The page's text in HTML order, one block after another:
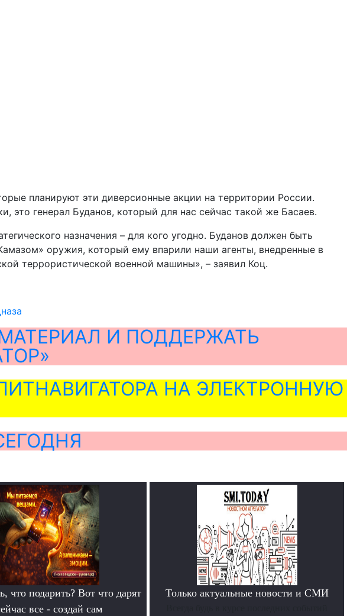
планируют эти диверсионные акции на территории России.
это генерал Буданов, который для нас сейчас такой же Басаев.
назначения – для кого угодно. Буданов должен быть
оружия, который ему впарили наши агенты, внедренные в
террористической военной машины», – заявил Коц.
И ПОДДЕРЖАТЬ
НА ЭЛЕКТРОННУЮ
что подарить? Вот что дарят
все - создай сам
Только актуальные новости и СМИ